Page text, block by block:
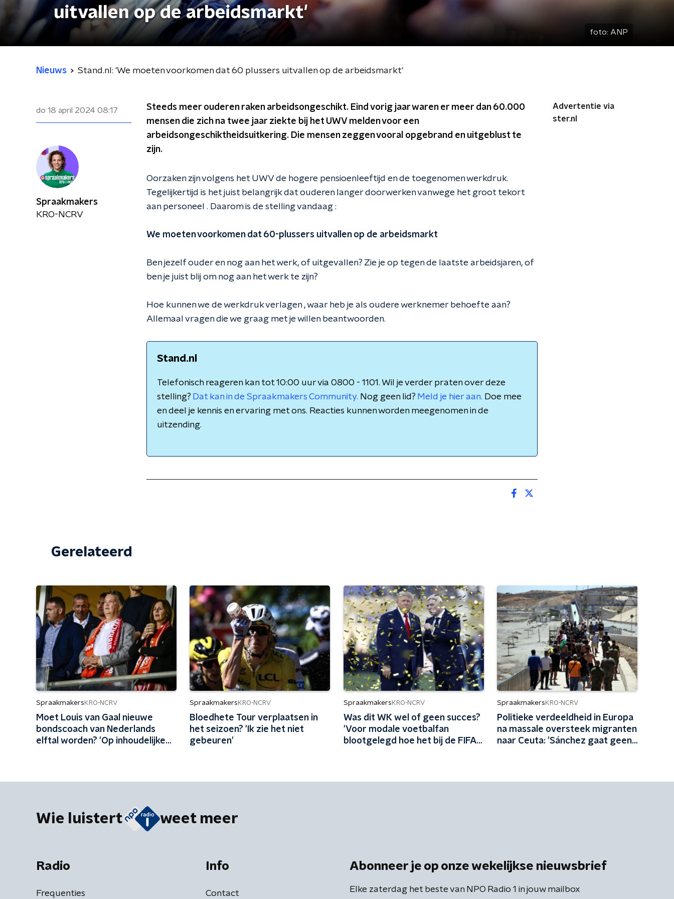
uitvallen op de arbeidsmarkt'
foto: ANP
Nieuws Stand.nl: 'We moeten voorkomen dat 60 plussers uitvallen op de arbeidsmarkt'
do 18 april 2024 08:17
Steeds meer ouderen raken arbeidsongeschikt. Eind vorig jaar waren er meer dan 60.000
mensen die zich na twee jaar ziekte bij het UWV melden voor een
arbeidsongeschiktheidsuitkering. Die mensen zeggen vooral opgebrand en uitgeblust te
zijn.
Oorzaken zijn volgens het UWV de hogere pensioenleeftijd en de toegenomen werkdruk.
Tegelijkertijd is het juist belangrijk dat ouderen langer doorwerken vanwege het groot tekort
aan personeel . Daarom is de stelling vandaag :
We moeten voorkomen dat 60-plussers uitvallen op de arbeidsmarkt
Ben jezelf ouder en nog aan het werk, of uitgevallen? Zie je op tegen de laatste arbeidsjaren, of
ben je juist blij om nog aan het werk te zijn?
Hoe kunnen we de werkdruk verlagen , waar heb je als oudere werknemer behoefte aan?
Allemaal vragen die we graag met je willen beantwoorden.
Stand.nl
Telefonisch reageren kan tot 10:00 uur via 0800 - 1101. Wil je verder praten over deze
stelling? Dat kan in de Spraakmakers Community. Nog geen lid? Meld je hier aan. Doe mee
en deel je kennis en ervaring met ons. Reacties kunnen worden meegenomen in de
uitzending.
Advertentie via
ster.nl
Spraakmakers
KRO-NCRV
Gerelateerd
Spraakmakers KRO-NCRV
Moet Louis van Gaal nieuwe
bondscoach van Nederlands
elftal worden? 'Op inhoudelijke
Spraakmakers KRO-NCRV
Bloedhete Tour verplaatsen in
het seizoen? 'Ik zie het niet
gebeuren'
Spraakmakers KRO-NCRV
Was dit WK wel of geen succes?
'Voor modale voetbalfan
blootgelegd hoe het bij de FIFA
Spraakmakers KRO-NCRV
Politieke verdeeldheid in Europa
na massale oversteek migranten
naar Ceuta: 'Sánchez gaat geen
Wie luistert weet meer
Radio
Frequenties
Info
Contact
Abonneer je op onze wekelijkse nieuwsbrief
Elke zaterdag het beste van NPO Radio 1 in jouw mailbox